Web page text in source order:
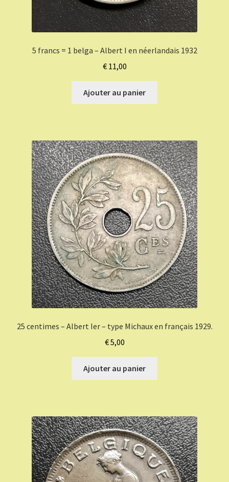
5 francs = 1 belga – Albert I en néerlandais 1932
€11,00
Ajouter au panier
25 centimes – Albert Ier – type Michaux en français 1929.
€5,00
Ajouter au panier